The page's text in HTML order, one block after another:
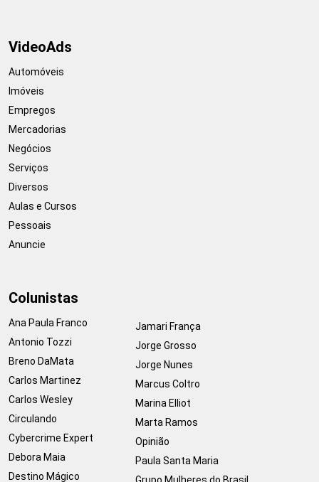
VideoAds
Automóveis
Imóveis
Empregos
Mercadorias
Negócios
Serviços
Diversos
Aulas e Cursos
Pessoais
Anuncie
Colunistas
Ana Paula Franco
Antonio Tozzi
Breno DaMata
Carlos Martinez
Carlos Wesley
Circulando
Cybercrime Expert
Debora Maia
Destino Mágico
Jamari França
Jorge Grosso
Jorge Nunes
Marcus Coltro
Marina Elliot
Marta Ramos
Opinião
Paula Santa Maria